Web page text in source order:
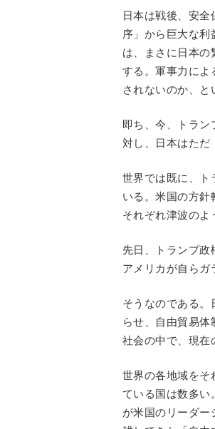
日本は戦後、安
序」から巨大な利
は、まさに日本の
する。軍事力によ
されないのか、と
即ち、今、トラン
対し、日本はただ
世界では既に、ト
いる。米国の方針
それぞれ津波のよ
先日、トランプ政
アメリカが自らガ
そうなのである。
らせ、自由貿易
社会の中で、現在
世界の各地域をそ
ている国は数多い
が米国のリーダー